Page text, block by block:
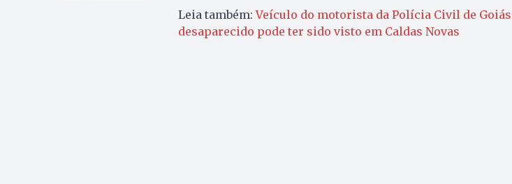
Leia também:Veículo do motorista da Polícia Civil de Goiás
desaparecido pode ter sido visto em Caldas Novas